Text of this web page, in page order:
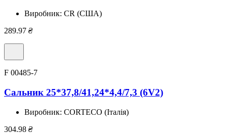
Виробник: CR (США)
289.97 ₴
F 00485-7
Сальник 25*37,8/41,24*4,4/7,3 (6V2)
Виробник: CORTECO (Італія)
304.98 ₴